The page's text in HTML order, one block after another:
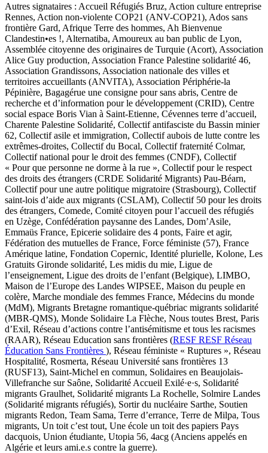
Autres signataires : Accueil Réfugiés Bruz, Action culture entreprise
Rennes, Action non-violente COP21 (ANV-COP21), Ados sans
frontière Gard, Afrique Terre des hommes, Ah Bienvenue
Clandestin•es !, Alternatiba, Amoureux au ban public de Lyon,
Assemblée citoyenne des originaires de Turquie (Acort), Association
Alice Guy production, Association France Palestine solidarité 46,
Association Grandissons, Association nationale des villes et
territoires accueillants (ANVITA), Association Périphérie-la
Pépinière, Bagagérue une consigne pour sans abris, Centre de
recherche et d’information pour le développement (CRID), Centre
social espace Boris Vian à Saint-Etienne, Cévennes terre d’accueil,
Charente Palestine Solidarité, Collectif antifasciste du Bassin minier
62, Collectif asile et immigration, Collectif aubois de lutte contre les
extrêmes-droites, Collectif du Bocal, Collectif fraternité Colmar,
Collectif national pour le droit des femmes (CNDF), Collectif
« Pour que personne ne dorme à la rue », Collectif pour le respect
des droits des étrangers (CRDE Solidarité Migrants) Pau-Béarn,
Collectif pour une autre politique migratoire (Strasbourg), Collectif
saint-lois d’aide aux migrants (CSLAM), Collectif 50 pour les droits
des étrangers, Comede, Comité citoyen pour l’accueil des réfugiés
en Uzège, Confédération paysanne des Landes, Dom’Asile,
Emmaüs France, Epicerie solidaire des 4 ponts, Faire et agir,
Fédération des mutuelles de France, Force féministe (57), France
Amérique latine, Fondation Copernic, Identité plurielle, Kolone, Les
Gratuits Gironde solidarité, Les midis du mie, Ligue de
l’enseignement, Ligue des droits de l’enfant (Belgique), LIMBO,
Maison de l’Europe des Landes WIPSEE, Maison du peuple en
colère, Marche mondiale des femmes France, Médecins du monde
(MdM), Migrants Bretagne romantique-québriac migrants solidarité
(MBR-QMS), Monde Solidaire La Flèche, Nous toutes Brest, Paris
d’Exil, Réseau d’actions contre l’antisémitisme et tous les racismes
(RAAR), Réseau Education sans frontières (RESF RESF Réseau
Éducation Sans Frontières ), Réseau féministe « Ruptures », Réseau
Hospitalité, Rosmerta, Réseau Université sans frontières 13
(RUSF13), Saint-Michel en commun, Solidaires en Beaujolais-
Villefranche sur Saône, Solidarité Accueil Exilé·e·s, Solidarité
migrants Graulhet, Solidarité migrants La Rochelle, Solmire Landes
(Solidarité migrants réfugiés), Sortir du nucléaire Sarthe, Soutien
migrants Redon, Team Sama, Terre d’errance, Terre de Milpa, Tous
migrants, Un toit c’est tout, Une école un toit des papiers Pays
dacquois, Union étudiante, Utopia 56, 4acg (Anciens appelés en
Algérie et leurs ami.e.s contre la guerre).